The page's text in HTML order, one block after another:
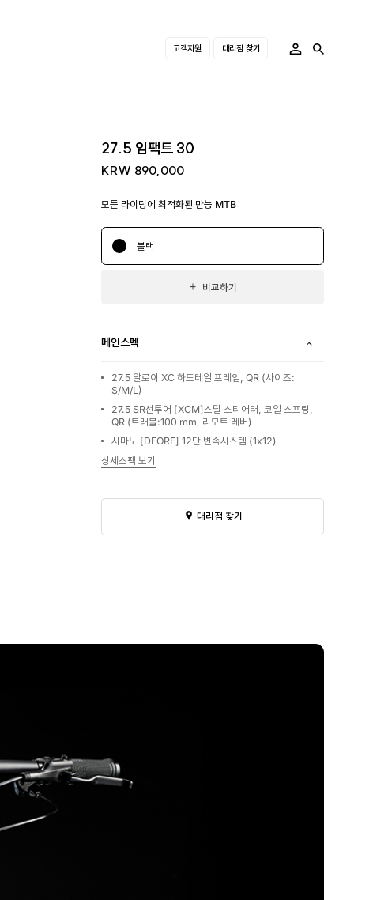
고객지원 대리점 찾기
27.5 임팩트 30
KRW 890,000
모든 라이딩에 최적화된 만능 MTB
블랙
비교하기
메인스펙
27.5 알로이 XC 하드테일 프레임, QR (사이즈:
S/M/L)
27.5 SR선투어 [XCM]스틸 스티어러, 코일 스프링,
QR (트래블:100 mm, 리모트 레버)
시마노 [DEORE] 12단 변속시스템 (1x12)
상세스펙 보기
대리점 찾기